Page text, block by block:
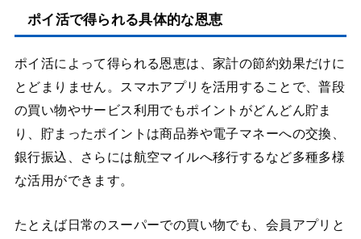
ポイ活で得られる具体的な恩恵
ポイ活によって得られる恩恵は、家計の節約効果だけに
とどまりません。スマホアプリを活用することで、普段
の買い物やサービス利用でもポイントがどんどん貯ま
り、貯まったポイントは商品券や電子マネーへの交換、
銀行振込、さらには航空マイルへ移行するなど多種多様
な活用ができます。
たとえば日常のスーパーでの買い物でも、会員アプリと